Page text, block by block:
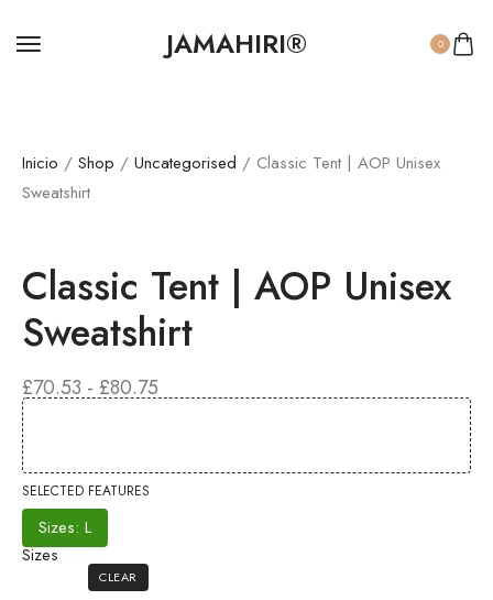
JAMAHIRI® 0
Inicio / Shop / Uncategorised / Classic Tent | AOP Unisex
Sweatshirt
Classic Tent | AOP Unisex
Sweatshirt
£70.53 - £80.75
DE
£70.53
SELECTED FEATURES
Sizes: L
Sizes
CLEAR